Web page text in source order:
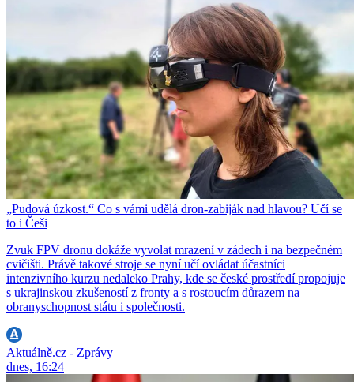
„Pudová úzkost.“ Co s vámi udělá dron-zabiják nad hlavou? Učí se
to i Češi
Zvuk FPV dronu dokáže vyvolat mrazení v zádech i na bezpečném
cvičišti. Právě takové stroje se nyní učí ovládat účastníci
intenzivního kurzu nedaleko Prahy, kde se české prostředí propojuje
s ukrajinskou zkušeností z fronty a s rostoucím důrazem na
obranyschopnost státu i společnosti.
Aktuálně.cz - Zprávy
dnes, 16:24